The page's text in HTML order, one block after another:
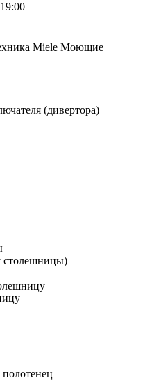
Miele Моющие
(дивертора)
столешницы)